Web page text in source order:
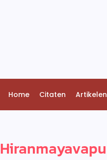
Home Citaten Artikelen